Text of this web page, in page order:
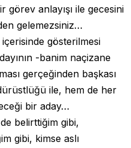
görev anlayışı ile gecesini
gelemezsiniz…
gösterilmesi
-banim naçizane
gerçeğinden başkası
ile, hem de her
bir aday…
belirttiğim gibi,
gibi, kimse aslı